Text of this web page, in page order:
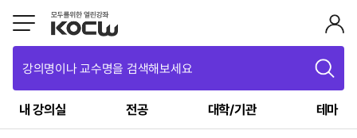
강의명이나 교수명을 검색해보세요
내 강의실 전공 대학/기관 테마